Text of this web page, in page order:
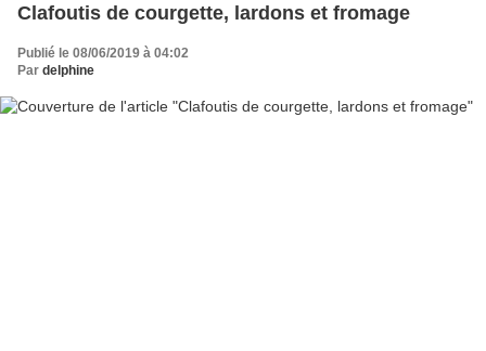
Clafoutis de courgette, lardons et fromage
Publié le 08/06/2019 à 04:02
Par delphine